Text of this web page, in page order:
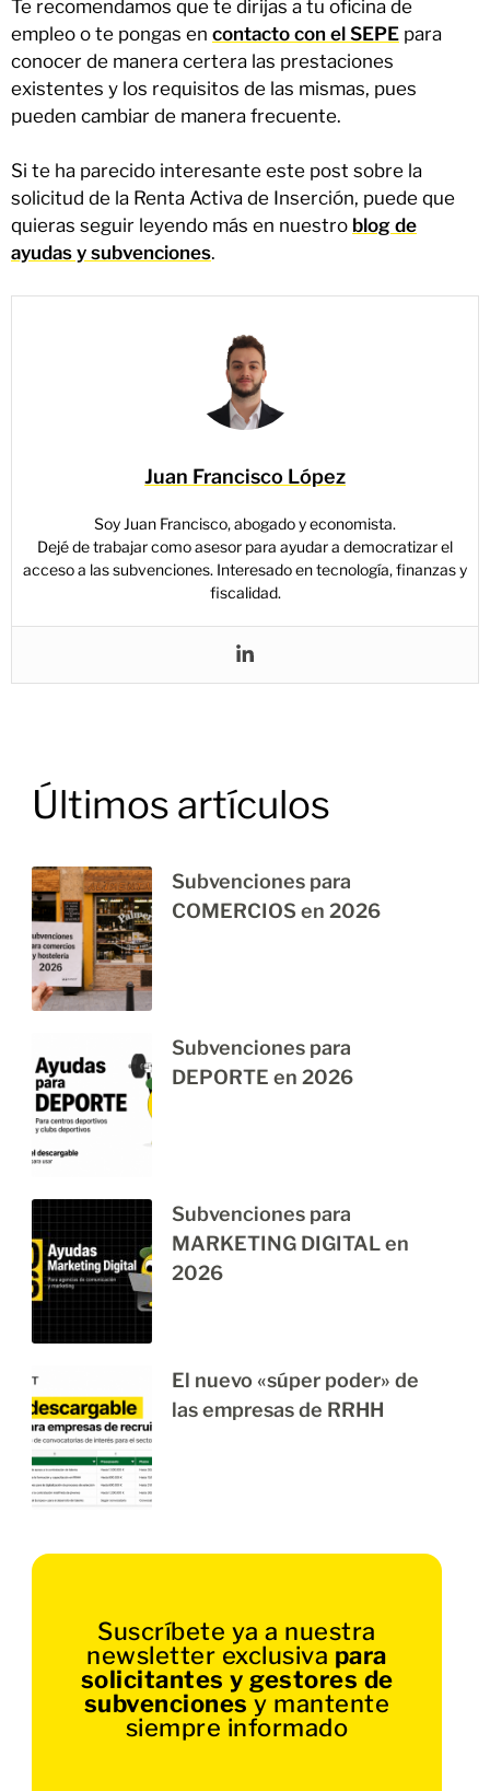
Te recomendamos que te dirijas a tu oficina de
empleo o te pongas en contacto con el SEPE para
conocer de manera certera las prestaciones
existentes y los requisitos de las mismas, pues
pueden cambiar de manera frecuente.
Si te ha parecido interesante este post sobre la
solicitud de la Renta Activa de Inserción, puede que
quieras seguir leyendo más en nuestro blog de
ayudas y subvenciones.
Juan Francisco López
Soy Juan Francisco, abogado y economista.
Dejé de trabajar como asesor para ayudar a democratizar el
acceso a las subvenciones. Interesado en tecnología, finanzas y
fiscalidad.
Últimos artículos
Subvenciones para
COMERCIOS en 2026
Subvenciones para
DEPORTE en 2026
Subvenciones para
MARKETING DIGITAL en
2026
El nuevo «súper poder» de
las empresas de RRHH
Suscríbete ya a nuestra
newsletter exclusiva para
solicitantes y gestores de
subvenciones y mantente
siempre informado